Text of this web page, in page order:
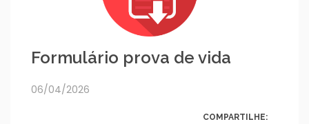
Formulário prova de vida
06/04/2026
COMPARTILHE: